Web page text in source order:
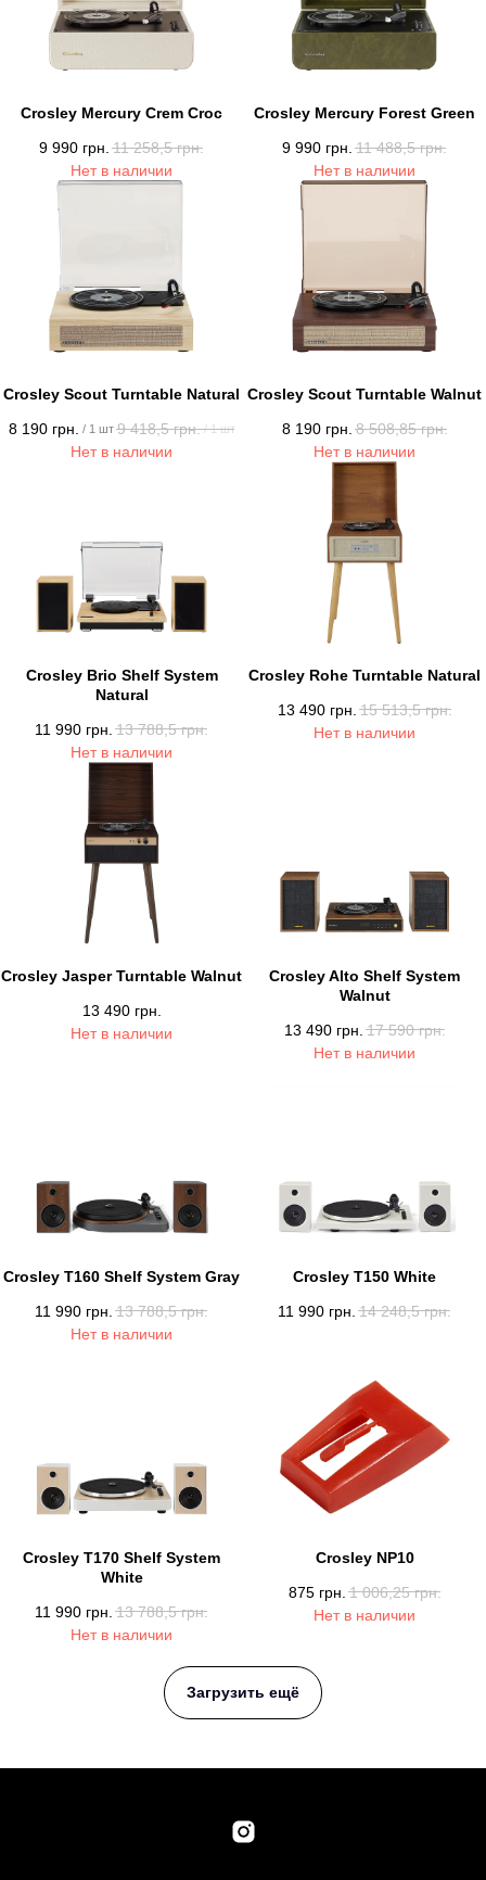
Crosley Mercury Crem Croc
9 990 грн. 11 258,5 грн.
Нет в наличии
Crosley Mercury Forest Green
9 990 грн. 11 488,5 грн.
Нет в наличии
Crosley Scout Turntable Natural
8 190 грн. / 1 шт 9 418,5 грн. / 1 шт
Нет в наличии
Crosley Scout Turntable Walnut
8 190 грн. 8 508,85 грн.
Нет в наличии
Crosley Brio Shelf System
Natural
11 990 грн. 13 788,5 грн.
Нет в наличии
Crosley Rohe Turntable Natural
13 490 грн. 15 513,5 грн.
Нет в наличии
Crosley Jasper Turntable Walnut
13 490 грн.
Нет в наличии
Crosley Alto Shelf System
Walnut
13 490 грн. 17 590 грн.
Нет в наличии
Crosley T160 Shelf System Gray
11 990 грн. 13 788,5 грн.
Нет в наличии
Crosley T150 White
11 990 грн. 14 248,5 грн.
Crosley T170 Shelf System
White
11 990 грн. 13 788,5 грн.
Нет в наличии
Crosley NP10
875 грн. 1 006,25 грн.
Нет в наличии
Загрузить ещё